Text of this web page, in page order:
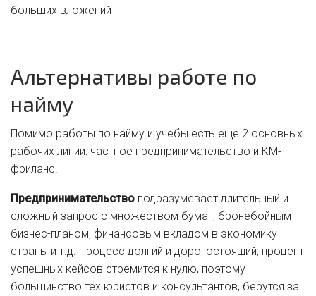
больших вложений
Альтернативы работе по
найму
Помимо работы по найму и учебы есть еще 2 основных
рабочих линии: частное предпринимательство и КМ-
фриланс.
Предпринимательство подразумевает длительный и
сложный запрос с множеством бумаг, бронебойным
бизнес-планом, финансовым вкладом в экономику
страны и т.д. Процесс долгий и дорогостоящий, процент
успешных кейсов стремится к нулю, поэтому
большинство тех юристов и консультантов, берутся за